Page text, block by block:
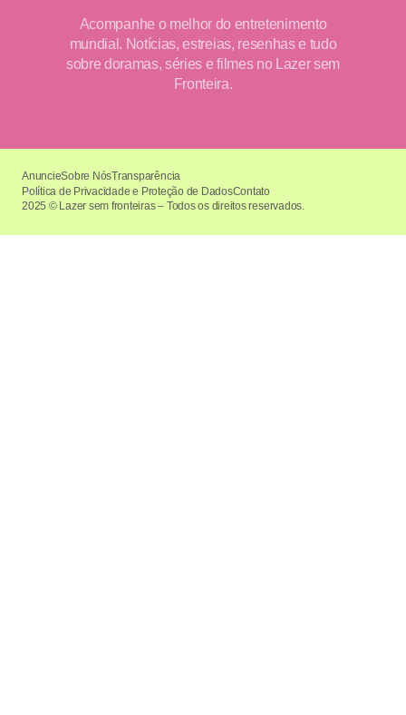
Acompanhe o melhor do entretenimento
mundial. Notícias, estreias, resenhas e tudo
sobre doramas, séries e filmes no Lazer sem
Fronteira.
2025 © Lazer sem fronteiras – Todos os direitos reservados.
AnuncieSobre NósTransparência
Política de Privacidade e Proteção de DadosContato